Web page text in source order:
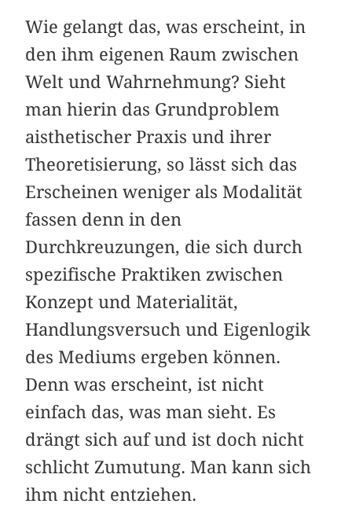
Wie gelangt das, was erscheint, in
den ihm eigenen Raum zwischen
Welt und Wahrnehmung? Sieht
man hierin das Grundproblem
aisthetischer Praxis und ihrer
Theoretisierung, so lässt sich das
Erscheinen weniger als Modalität
fassen denn in den
Durchkreuzungen, die sich durch
spezifische Praktiken zwischen
Konzept und Materialität,
Handlungsversuch und Eigenlogik
des Mediums ergeben können.
Denn was erscheint, ist nicht
einfach das, was man sieht. Es
drängt sich auf und ist doch nicht
schlicht Zumutung. Man kann sich
ihm nicht entziehen.